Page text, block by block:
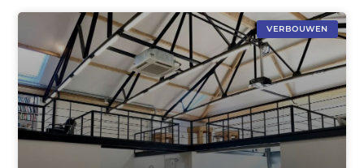
VERBOUWEN